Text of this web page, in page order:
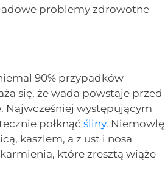
problemy zdrowotne
90% przypadków
się, że wada powstaje przed
Najwcześniej występującym
połknąćśliny. Niemowlę
kaszlem, a z ust i nosa
które zresztą wiąże